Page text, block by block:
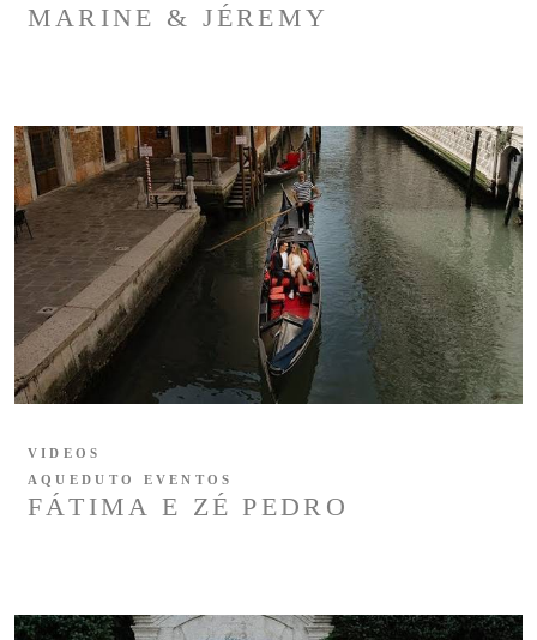
MARINE & JÉREMY
FÁTIMA E ZÉ PEDRO
VIDEOS
AQUEDUTO EVENTOS